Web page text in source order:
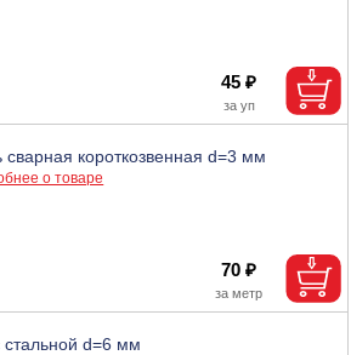
45 ₽
сварная короткозвенная d=3 мм
о товаре
70 ₽
стальной d=6 мм